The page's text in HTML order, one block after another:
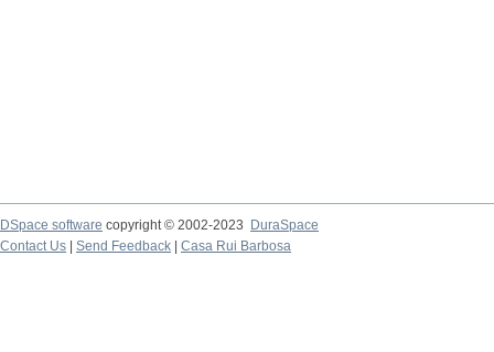
DSpace software copyright © 2002-2023
DuraSpace
Contact Us
Send Feedback Casa Rui Barbosa